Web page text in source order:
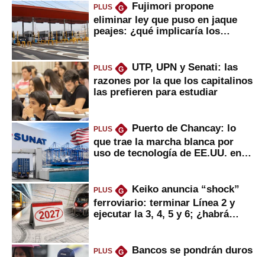
PLUS G
Fujimori propone
eliminar ley que puso en jaque
peajes: ¿qué implicaría los
PLUS G
UTP, UPN y Senati: las
razones por la que los capitalinos
las prefieren para estudiar
PLUS G
Puerto de Chancay: lo
que trae la marcha blanca por
uso de tecnología de EE.UU. en
PLUS G
Keiko anuncia “shock”
ferroviario: terminar Línea 2 y
ejecutar la 3, 4, 5 y 6; ¿habrá
PLUS G
Bancos se pondrán duros